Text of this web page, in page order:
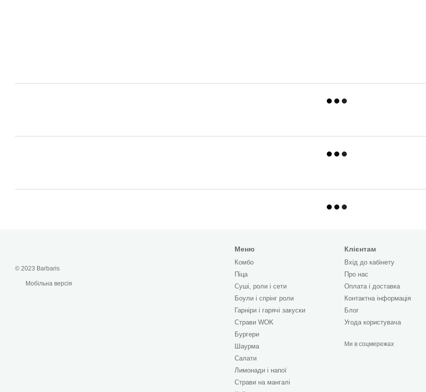
© 2023 Barbaris
Мобільна версія
Меню
Комбо
Піца
Cуші, роли і сети
Боули і спрінг роли
Гарніри і гарячі закуски
Страви WOK
Бургери
Шаурма
Салати
Лимонади і напої
Страви на мангалі
Клієнтам
Вхід до кабінету
Про нас
Оплата і доставка
Контактна інформація
Блог
Угода користувача
Ми в соцмережах